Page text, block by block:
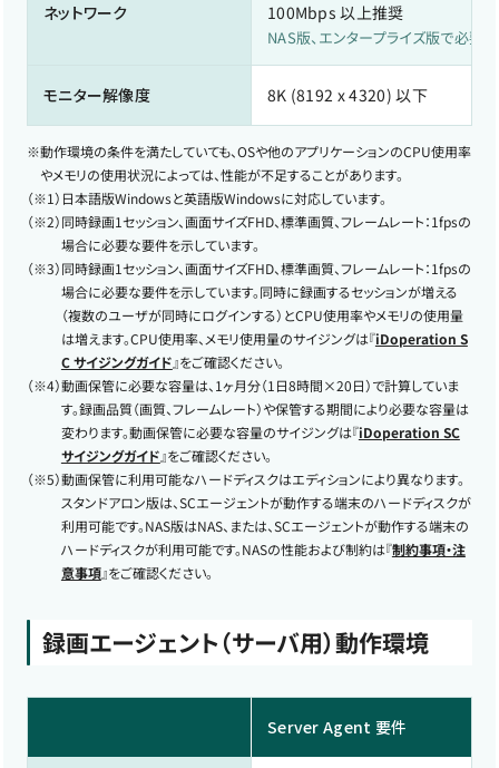
ネットワーク 100Mbps 以上推奨
NAS版、エンタープライズ版で必要
モニター解像度 8K (8192 x 4320) 以下
※動作環境の条件を満たしていても、OSや他のアプリケーションのCPU使用率
やメモリの使用状況によっては、性能が不足することがあります。
（※1） 日本語版Windowsと英語版Windowsに対応しています。
（※2）同時録画1セッション、画面サイズFHD、標準画質、フレームレート：1fpsの
場合に必要な要件を示しています。
（※3）同時録画1セッション、画面サイズFHD、標準画質、フレームレート：1fpsの
場合に必要な要件を示しています。同時に録画するセッションが増える
（複数のユーザが同時にログインする）とCPU使用率やメモリの使用量
は増えます。CPU使用率、メモリ使用量のサイジングは『iDoperation S
C サイジングガイド』をご確認ください。
（※4）動画保管に必要な容量は、1ヶ月分（1日8時間×20日）で計算していま
す。録画品質（画質、フレームレート）や保管する期間により必要な容量は
変わります。動画保管に必要な容量のサイジングは『iDoperation SC
サイジングガイド』をご確認ください。
（※5）動画保管に利用可能なハードディスクはエディションにより異なります。
スタンドアロン版は、SCエージェントが動作する端末のハードディスクが
利用可能です。NAS版はNAS、または、SCエージェントが動作する端末の
ハードディスクが利用可能です。NASの性能および制約は『制約事項・注
意事項』をご確認ください。
録画エージェント（サーバ用）動作環境
Server Agent 要件